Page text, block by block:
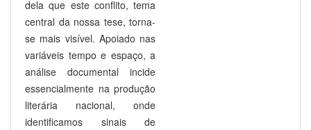
dela que este conflito, tema
central da nossa tese, torna-
se mais visível. Apoiado nas
variáveis tempo e espaço, a
análise documental incide
essencialmente na produção
literária nacional, onde
identificamos sinais de